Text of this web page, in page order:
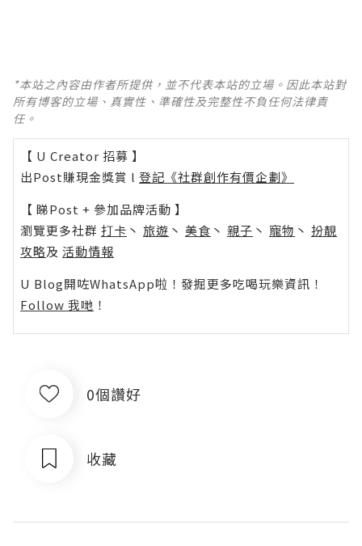
*本站之內容由作者所提供，並不代表本站的立場。因此本站對
所有博客的立場、真實性、準確性及完整性不負任何法律責
任。
【 U Creator 招募 】
出Post賺現金獎賞 l 登記《社群創作有價企劃》
【 睇Post + 參加品牌活動 】
瀏覽更多社群 打卡 丶 旅遊 丶 美食 丶 親子 丶 寵物 丶 扮靚
攻略及 活動情報
U Blog開咗WhatsApp啦！發掘更多吃喝玩樂資訊！
Follow 我哋 ！
0個讚好
收藏